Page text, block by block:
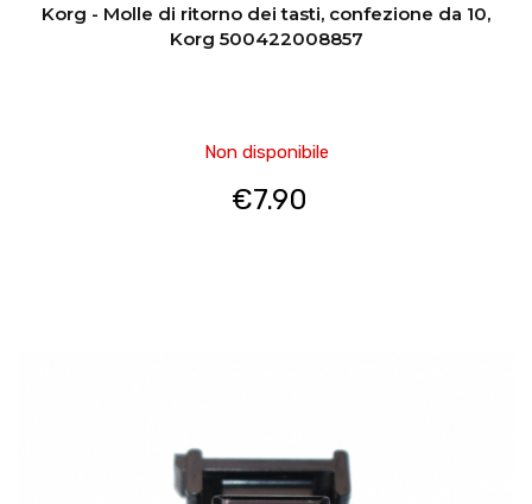
Korg - Molle di ritorno dei tasti, confezione da 10,
Korg 500422008857
Non disponibile
€7.90